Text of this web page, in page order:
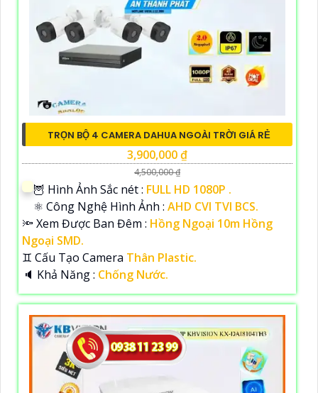
TRỌN BỘ 4 CAMERA DAHUA NGOÀI TRỜI GIÁ RẺ
3,900,000 ₫
4,500,000 ₫
🦉 Hình Ảnh Sắc nét : FULL HD 1080P .
⚛️ Công Nghệ Hình Ảnh : AHD CVI TVI BCS.
🔦 Xem Được Ban Đêm : Hồng Ngoại 10m Hồng
Ngoại SMD.
♊ Cấu Tạo Camera Thân Plastic.
️🔈 Khả Năng : Chống Nước.